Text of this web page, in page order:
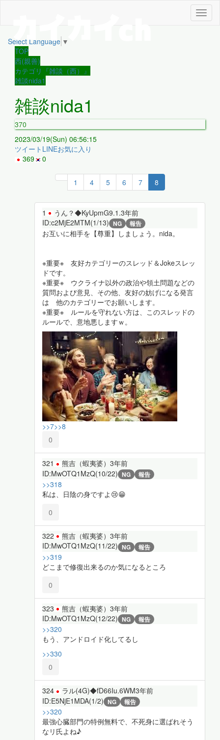
メ
ニ
Select Language ▼
TOP
西(親善)
カテゴリ『雑談（西）』
雑談nida1
雑談nida1
370
2023/03/19(Sun) 06:56:15
ツイート LINEお気に入り
369
0
1 4 5 6 7 8
1 うん？◆KyUpmG9.1.3年前
ID:c2MjE2MTM(1/13) NG 報告
お互いに相手を【尊重】しましょう。nida。
※重要※ 友好カテゴリーのスレッド＆Jokeスレッ
ドです。
※重要※ ウクライナ以外の政治や領土問題などの
質問および意見、その他、友好の妨げになる発言
は 他のカテゴリーでお願いします。
※重要※ ルールを守れない方は、このスレッドの
ルールで、意地悪しますｗ。
>>7>>8
0
321 熊吉（蝦夷婆） 3年前
ID:MwOTQ1MzQ(10/22) NG 報告
>>318
私は、日陰の身ですよ😢😁
0
322 熊吉（蝦夷婆） 3年前
ID:MwOTQ1MzQ(11/22) NG 報告
>>319
どこまで修復出来るのか気になるところ
0
323 熊吉（蝦夷婆） 3年前
ID:MwOTQ1MzQ(12/22) NG 報告
>>320
もう、アンドロイド化してるし
>>330
0
324 ラル(4G)◆fD66Iu.6WM3年前
ID:E5NjE1MDA(1/2) NG 報告
>>320
最強心臓部門の特例無料で、不死身に選ばれそう
なリ氏よね♪